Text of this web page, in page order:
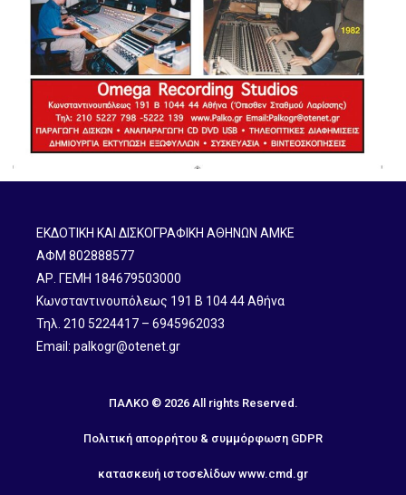
ΕΚΔΟΤΙΚΗ ΚΑΙ ΔΙΣΚΟΓΡΑΦΙΚΗ ΑΘΗΝΩΝ ΑΜΚΕ
ΑΦΜ 802888577
ΑΡ. ΓΕΜΗ 184679503000
Κωνσταντινουπόλεως 191 B 104 44 Αθήνα
Τηλ. 210 5224417 – 6945962033
Email: palkogr@otenet.gr
ΠΑΛΚΟ © 2026 All rights Reserved.
Πολιτική απορρήτου & συμμόρφωση GDPR
κατασκευή ιστοσελίδων www.cmd.gr